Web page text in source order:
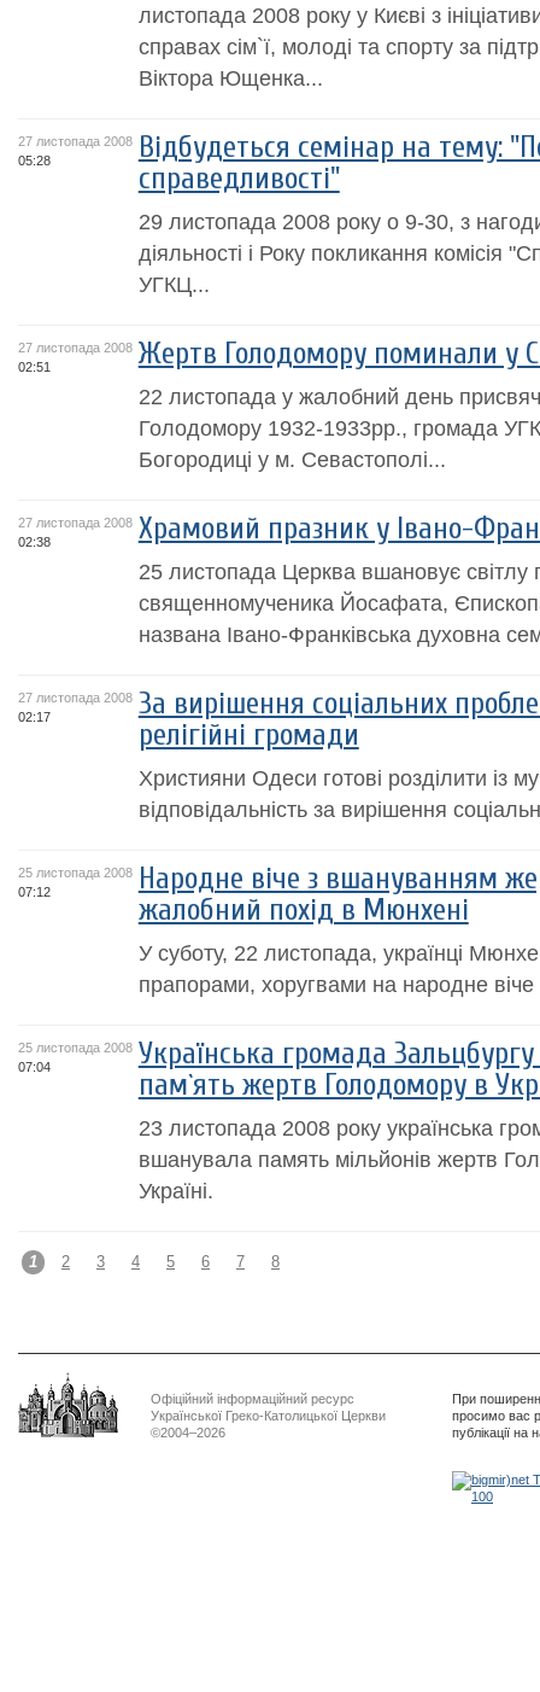
листопада 2008 року у Києві з
справах сім`ї, молоді та спорту за
Віктора Ющенка...
27 листопада 2008
05:28
Відбудеться семінар на тему:
справедливості"
29 листопада 2008 року о 9-30, з
діяльності і Року покликання комісія
УГКЦ...
27 листопада 2008
02:51
Жертв Голодомору поминали у
22 листопада у жалобний день
Голодомору 1932-1933рр., громада
Богородиці у м. Севастополі...
27 листопада 2008
02:38
Храмовий празник у Івано-
25 листопада Церква вшановує світлу
священномученика Йосафата,
названа Івано-Франківська духовна
27 листопада 2008
02:17
За вирішення соціальних
релігійні громади
Християни Одеси готові розділити із
відповідальність за вирішення
25 листопада 2008
07:12
Народне віче з вшануванням
жалобний похід в Мюнхені
У суботу, 22 листопада, українці
прапорами, хоругвами на народне
25 листопада 2008
07:04
Українська громада
пам`ять жертв Голодомору в
23 листопада 2008 року українська
вшанувала память мільйонів жертв
Україні.
1 2 3 4 5 6 7 8
Офіційний інформаційний ресурс
Української Греко-Католицької Церкви
©2004–2026
При
просимо вас
публікації на